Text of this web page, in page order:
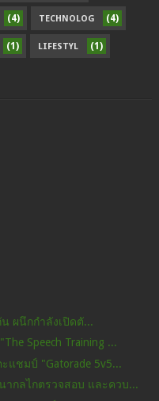
(4) TECHNOLOG (4)
(1) LIFESTYL (1)
ผนึกกำลังเปิดตั...
Speech Training ...
แชมป์ "Gatorade 5v5...
กลไกตรวจสอบ และควบ...